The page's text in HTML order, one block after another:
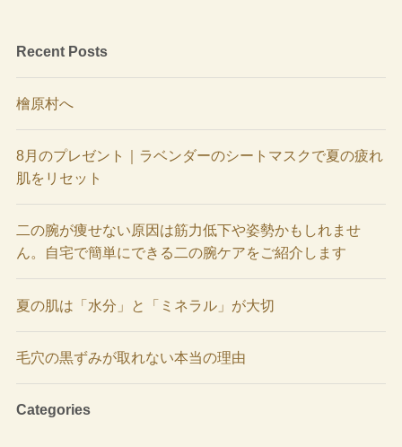
Recent Posts
檜原村へ
8月のプレゼント｜ラベンダーのシートマスクで夏の疲れ
肌をリセット
二の腕が痩せない原因は筋力低下や姿勢かもしれませ
ん。自宅で簡単にできる二の腕ケアをご紹介します
夏の肌は「水分」と「ミネラル」が大切
毛穴の黒ずみが取れない本当の理由
Categories